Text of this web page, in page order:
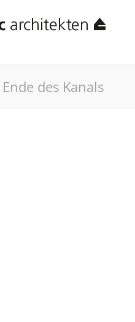
des Kanals